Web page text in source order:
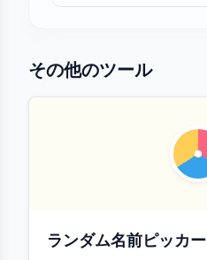
その他のツール
ランダム名前ピッカー